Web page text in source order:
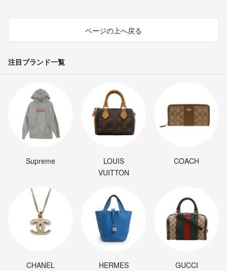
ページの上へ戻る
注目ブランド一覧
Supreme
LOUIS
VUITTON
COACH
CHANEL HERMES GUCCI